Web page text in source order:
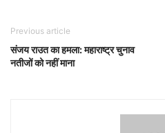
Previous article
संजय राउत का हमला: महाराष्ट्र चुनाव
नतीजों को नहीं माना